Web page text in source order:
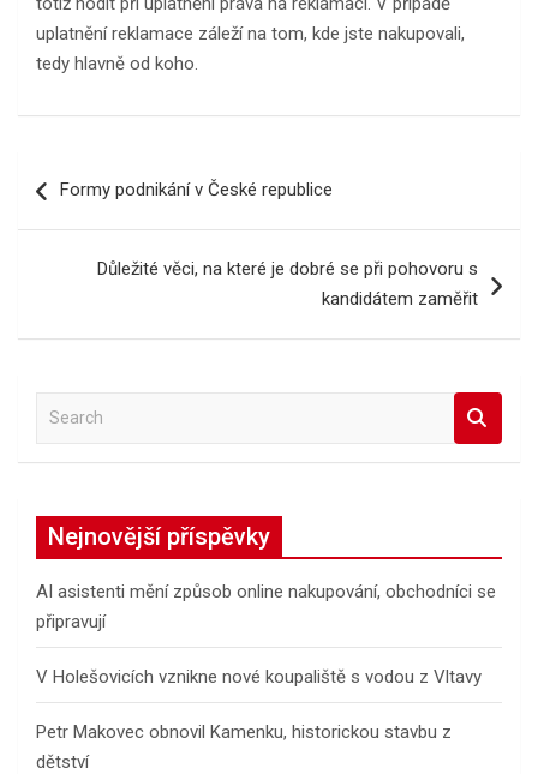
uplatnění reklamace záleží na tom, kde jste nakupovali,
tedy hlavně od koho.
proFormy podnikání v České republice
Důležité věci, na které je dobré se při pohovoru s
kandidátem zaměřit
a
h
Nejnovější příspěvky
AI asistenti mění způsob online nakupování, obchodníci se
připravují
V Holešovicích vznikne nové koupaliště s vodou z Vltavy
Petr Makovec obnovil Kamenku, historickou stavbu z
dětství